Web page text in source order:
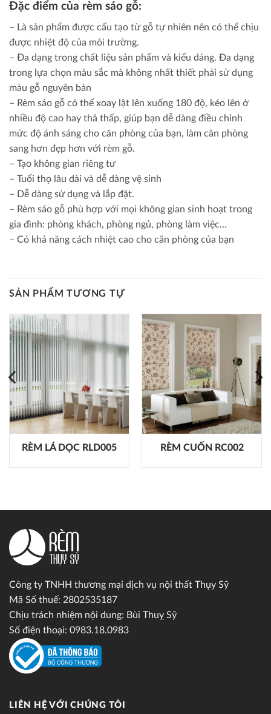
Đặc điểm của rèm sáo gỗ:
– Là sản phẩm được cấu tạo từ gỗ tự nhiên nên có thể chịu
được nhiệt độ của môi trường.
– Đa dạng trong chất liệu sản phẩm và kiểu dáng. Đa dạng
trong lựa chọn màu sắc mà không nhất thiết phải sử dụng
màu gỗ nguyên bản
– Rèm sáo gỗ có thể xoay lật lên xuống 180 độ, kéo lên ở
nhiều độ cao hay thả thấp, giúp bạn dễ dàng điều chỉnh
mức độ ánh sáng cho căn phòng của bạn, làm căn phòng
sang hơn đẹp hơn với rèm gỗ.
– Tạo không gian riêng tư
– Tuổi thọ lâu dài và dễ dàng vệ sinh
– Dễ dàng sử dụng và lắp đặt.
– Rèm sáo gỗ phù hợp với mọi không gian sinh hoạt trong
gia đình: phòng khách, phòng ngủ, phòng làm việc…
– Có khả năng cách nhiệt cao cho căn phòng của bạn
SẢN PHẨM TƯƠNG TỰ
RÈM LÁ DỌC RLD005 RÈM CUỐN RC002
Công ty TNHH thương mại dịch vụ nội thất Thụy Sỹ
Mã Số thuế: 2802535187
Chịu trách nhiệm nội dung: Bùi Thuỵ Sỹ
Số điện thoại: 0983.18.0983
LIÊN HỆ VỚI CHÚNG TÔI